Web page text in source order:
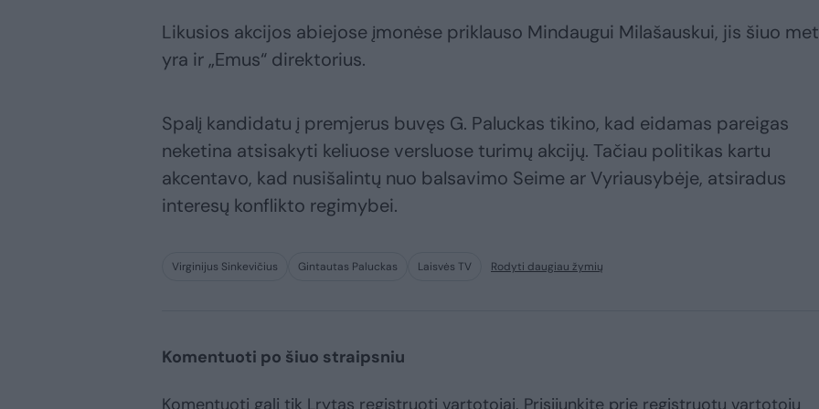
Likusios akcijos abiejose įmonėse priklauso Mindaugui Milašauskui, jis šiuo
yra ir „Emus“ direktorius.
Spalį kandidatu į premjerus buvęs G. Paluckas tikino, kad eidamas pareigas
neketina atsisakyti keliuose versluose turimų akcijų. Tačiau politikas kartu
akcentavo, kad nusišalintų nuo balsavimo Seime ar Vyriausybėje, atsiradus
interesų konflikto regimybei.
Virginijus Sinkevičius Gintautas Paluckas Laisvės TV Rodyti daugiau žymių
Komentuoti po šiuo straipsniu
Komentuoti gali tik Lrytas registruoti vartotojai. Prisijunkite prie registruotų vartotojų